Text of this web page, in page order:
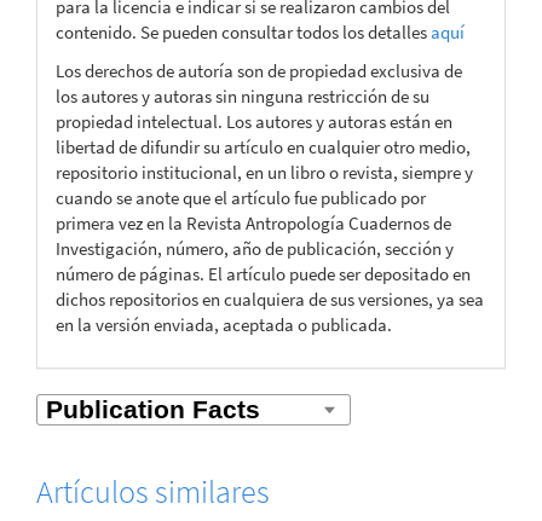
para la licencia e indicar si se realizaron cambios del
contenido. Se pueden consultar todos los detallesaquí
Los derechos de autoría son de propiedad exclusiva de
los autores y autoras sin ninguna restricción de su
propiedad intelectual. Los autores y autoras están en
libertad de difundir su artículo en cualquier otro medio,
repositorio institucional, en un libro o revista, siempre y
cuando se anote que el artículo fue publicado por
primera vez en la Revista Antropología Cuadernos de
Investigación, número, año de publicación, sección y
número de páginas. El artículo puede ser depositado en
dichos repositorios en cualquiera de sus versiones, ya sea
en la versión enviada, aceptada o publicada.
Artículos similares